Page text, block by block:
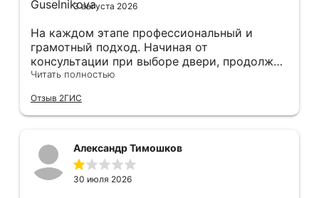
3 августа 2026
На каждом этапе профессиональный и
грамотный подход. Начиная от
консультации при выборе двери, продолжая
оперативным замером, завершая быстрой и
оформление двери - отдельное спасибо!
Рекомендуем и планируем в дальнейшем, по
Читать полностью
Отзыв 2ГИС
Александр Тимошков
30 июля 2026